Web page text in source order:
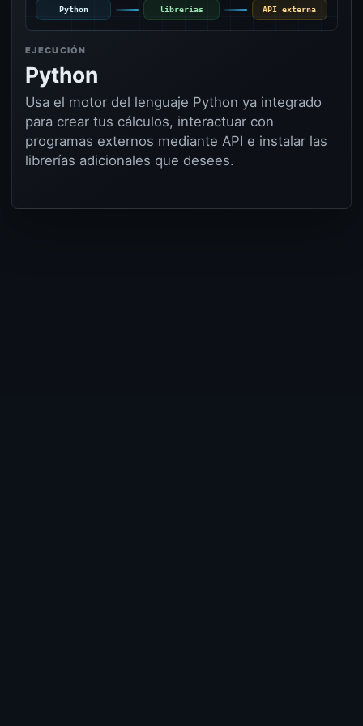
Python librerías API externa
EJECUCIÓN
Python
Usa el motor del lenguaje Python ya integrado
para crear tus cálculos, interactuar con
programas externos mediante API e instalar las
librerías adicionales que desees.
M
aprender notebook